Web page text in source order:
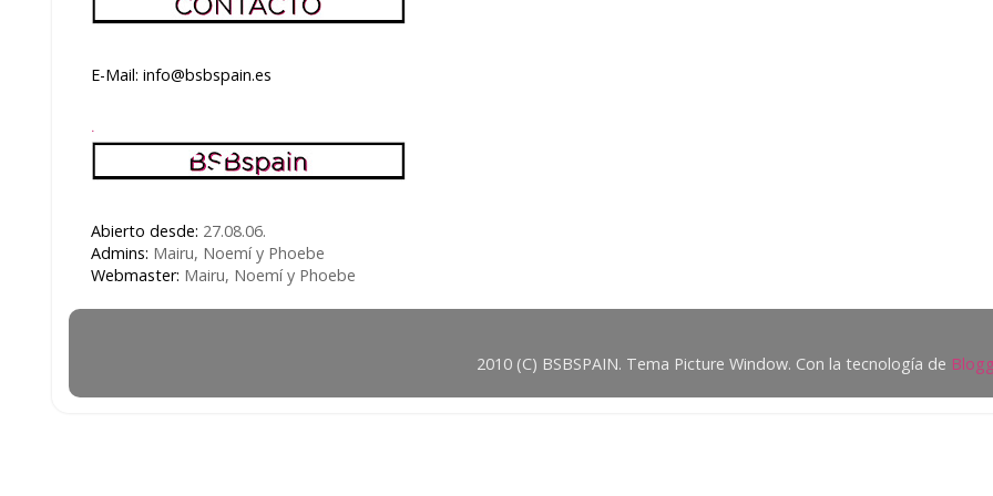
E-Mail: info@bsbspain.es
.
Abierto desde: 27.08.06.
Admins: Mairu, Noemí y Phoebe
Webmaster: Mairu, Noemí y Phoebe
2010 (C) BSBSPAIN. Tema Picture Window. Con la tecnología de